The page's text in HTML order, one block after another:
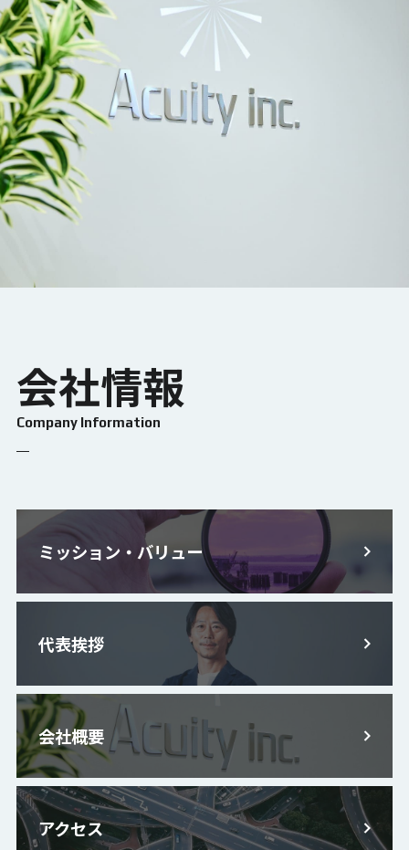
会社情報
Company Information
ミッション・バリュー
代表挨拶
会社概要
アクセス